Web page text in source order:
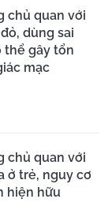
chủ quan với
dùng sai
thể gây tổn
mạc
chủ quan với
ở trẻ, nguy cơ
hiện hữu